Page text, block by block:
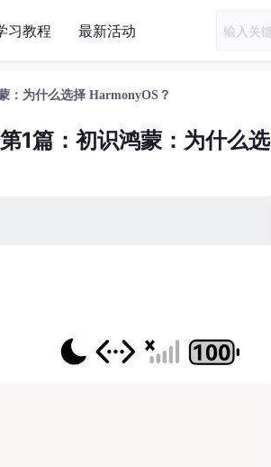
习教程 最新活动
：为什么选择 HarmonyOS？
1篇：初识鸿蒙：为什么选